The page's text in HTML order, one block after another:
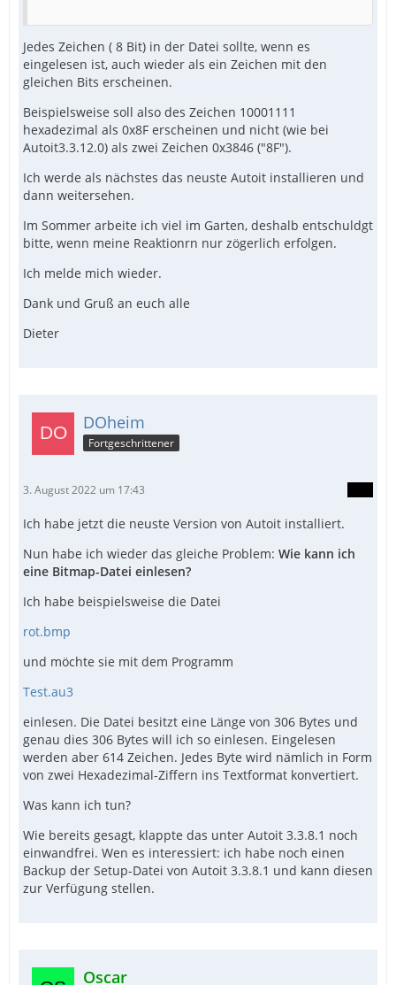
Jedes Zeichen ( 8 Bit) in der Datei sollte, wenn es
eingelesen ist, auch wieder als ein Zeichen mit den
gleichen Bits erscheinen.
Beispielsweise soll also des Zeichen 10001111
hexadezimal als 0x8F erscheinen und nicht (wie bei
Autoit3.3.12.0) als zwei Zeichen 0x3846 ("8F").
Ich werde als nächstes das neuste Autoit installieren und
dann weitersehen.
Im Sommer arbeite ich viel im Garten, deshalb entschuldgt
bitte, wenn meine Reaktionrn nur zögerlich erfolgen.
Ich melde mich wieder.
Dank und Gruß an euch alle
Dieter
DOheim
Fortgeschrittener
3. August 2022 um 17:43
Ich habe jetzt die neuste Version von Autoit installiert.
Nun habe ich wieder das gleiche Problem: Wie kann ich
eine Bitmap-Datei einlesen?
Ich habe beispielsweise die Datei
rot.bmp
und möchte sie mit dem Programm
Test.au3
einlesen. Die Datei besitzt eine Länge von 306 Bytes und
genau dies 306 Bytes will ich so einlesen. Eingelesen
werden aber 614 Zeichen. Jedes Byte wird nämlich in Form
von zwei Hexadezimal-Ziffern ins Textformat konvertiert.
Was kann ich tun?
Wie bereits gesagt, klappte das unter Autoit 3.3.8.1 noch
einwandfrei. Wen es interessiert: ich habe noch einen
Backup der Setup-Datei von Autoit 3.3.8.1 und kann diesen
zur Verfügung stellen.
Oscar